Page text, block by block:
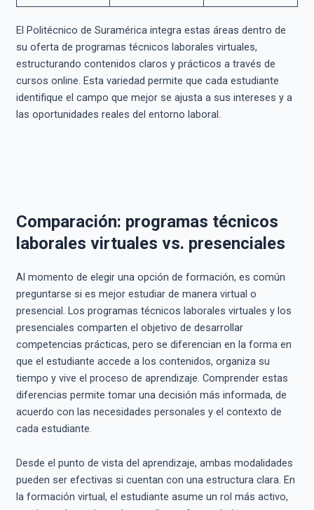
El Politécnico de Suramérica integra estas áreas dentro de
su oferta de programas técnicos laborales virtuales,
estructurando contenidos claros y prácticos a través de
cursos online. Esta variedad permite que cada estudiante
identifique el campo que mejor se ajusta a sus intereses y a
las oportunidades reales del entorno laboral.
Comparación: programas técnicos
laborales virtuales vs. presenciales
Al momento de elegir una opción de formación, es común
preguntarse si es mejor estudiar de manera virtual o
presencial. Los programas técnicos laborales virtuales y los
presenciales comparten el objetivo de desarrollar
competencias prácticas, pero se diferencian en la forma en
que el estudiante accede a los contenidos, organiza su
tiempo y vive el proceso de aprendizaje. Comprender estas
diferencias permite tomar una decisión más informada, de
acuerdo con las necesidades personales y el contexto de
cada estudiante.
Desde el punto de vista del aprendizaje, ambas modalidades
pueden ser efectivas si cuentan con una estructura clara. En
la formación virtual, el estudiante asume un rol más activo,